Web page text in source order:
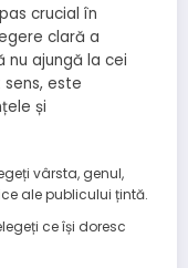
crucial în
clară a
nu ajungă la cei
este
și
vârsta, genul,
ale publicului țintă.
ce își doresc